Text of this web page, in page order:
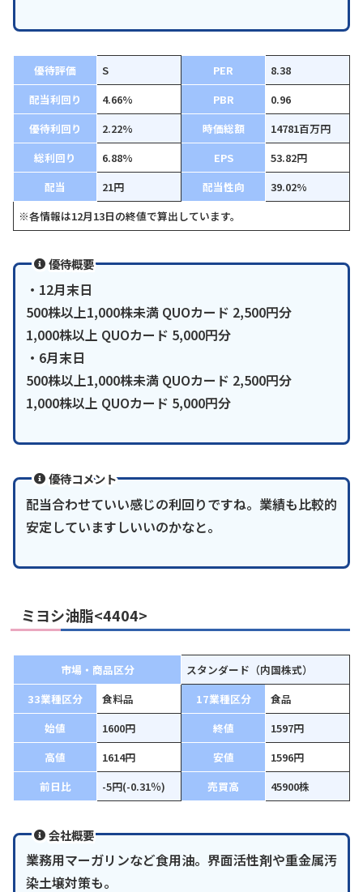
優待評価 S PER
8.38
配当利回り
4.66% PBR
0.96
優待利回り
2.22% 時価総額
14781百万円
総利回り
6.88% EPS
53.82円
配当
21円 配当性向
39.02%
※各情報は12月13日の終値で算出しています。
優待概要
・12月末日
500株以上1,000株未満 QUOカード 2,500円分
1,000株以上 QUOカード 5,000円分
・6月末日
500株以上1,000株未満 QUOカード 2,500円分
1,000株以上 QUOカード 5,000円分
優待コメント
配当合わせていい感じの利回りですね。業績も比較的
安定していますしいいのかなと。
ミヨシ油脂<4404>
市場・商品区分
スタンダード（内国株式）
33業種区分
食料品 17業種区分
食品
始値
1600円 終値
1597円
高値
1614円 安値
1596円
前日比
-5円(-0.31％) 売買高 45900株
会社概要
業務用マーガリンなど食用油。界面活性剤や重金属汚
染土壌対策も。